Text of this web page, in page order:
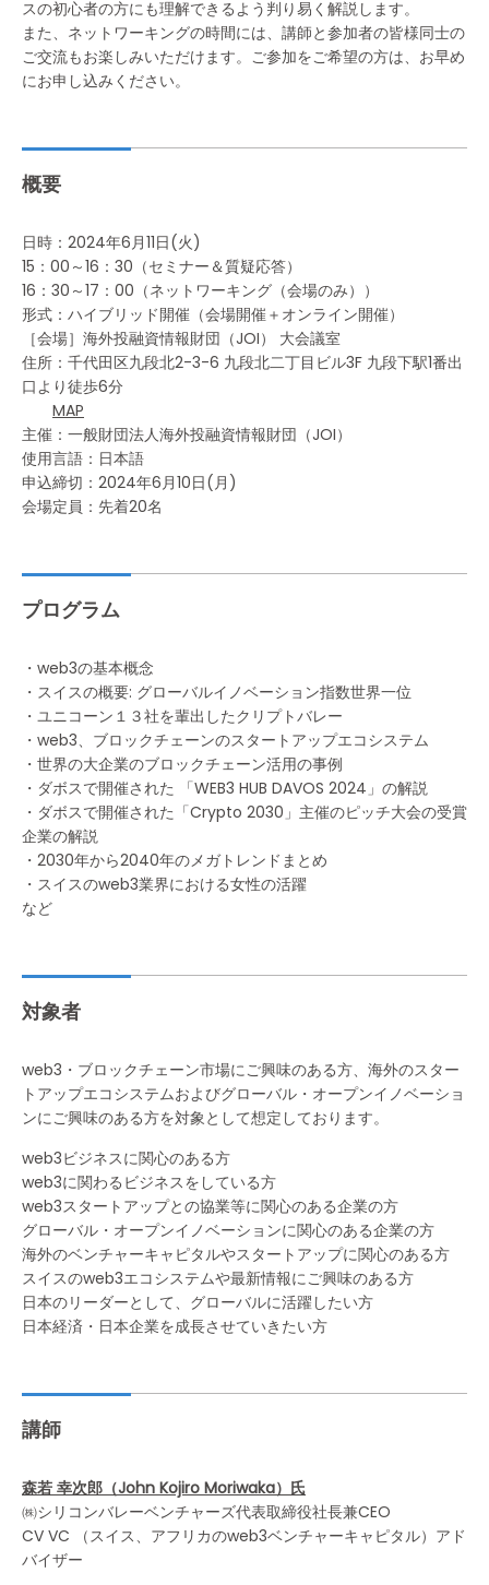
スの初心者の方にも理解できるよう判り易く解説します。
また、ネットワーキングの時間には、講師と参加者の皆様同士の
ご交流もお楽しみいただけます。ご参加をご希望の方は、お早め
にお申し込みください。
概要
日時：2024年6月11日(火)
15：00～16：30（セミナー＆質疑応答）
16：30～17：00（ネットワーキング（会場のみ））
形式：ハイブリッド開催（会場開催＋オンライン開催）
［会場］海外投融資情報財団（JOI） 大会議室
住所：千代田区九段北2-3-6 九段北二丁目ビル3F 九段下駅1番出
口より徒歩6分
MAP
主催：一般財団法人海外投融資情報財団（JOI）
使用言語：日本語
申込締切：2024年6月10日(月)
会場定員：先着20名
プログラム
・web3の基本概念
・スイスの概要: グローバルイノベーション指数世界一位
・ユニコーン１３社を輩出したクリプトバレー
・web3、ブロックチェーンのスタートアップエコシステム
・世界の大企業のブロックチェーン活用の事例
・ダボスで開催された 「WEB3 HUB DAVOS 2024」の解説
・ダボスで開催された「Crypto 2030」主催のピッチ大会の受賞
企業の解説
・2030年から2040年のメガトレンドまとめ
・スイスのweb3業界における女性の活躍
など
対象者
web3・ブロックチェーン市場にご興味のある方、海外のスター
トアップエコシステムおよびグローバル・オープンイノベーショ
ンにご興味のある方を対象として想定しております。
web3ビジネスに関心のある方
web3に関わるビジネスをしている方
web3スタートアップとの協業等に関心のある企業の方
グローバル・オープンイノベーションに関心のある企業の方
海外のベンチャーキャピタルやスタートアップに関心のある方
スイスのweb3エコシステムや最新情報にご興味のある方
日本のリーダーとして、グローバルに活躍したい方
日本経済・日本企業を成長させていきたい方
講師
森若 幸次郎（John Kojiro Moriwaka）氏
㈱シリコンバレーベンチャーズ代表取締役社長兼CEO
CV VC （スイス、アフリカのweb3ベンチャーキャピタル）アド
バイザー